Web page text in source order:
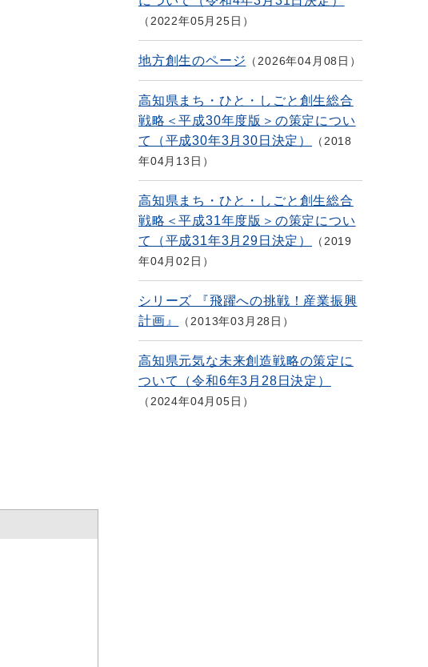
2022年05月25日
地方創生のページ 2026年04月08日
高知県まち・ひと・しごと創生総合
戦略＜平成30年度版＞の策定につい
て（平成30年3月30日決定）
2018
年04月13日
高知県まち・ひと・しごと創生総合
戦略＜平成31年度版＞の策定につい
て（平成31年3月29日決定）
2019
年04月02日
シリーズ 『飛躍への挑戦！産業振興
計画』
2013年03月28日
高知県元気な未来創造戦略の策定に
ついて（令和6年3月28日決定）
2024年04月05日